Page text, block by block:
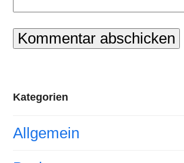
Kategorien
Allgemein